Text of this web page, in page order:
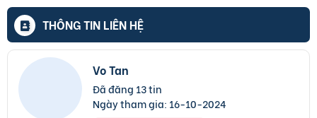
THÔNG TIN LIÊN HỆ
Vo Tan
Đã đăng 13 tin
Ngày tham gia: 16-10-2024